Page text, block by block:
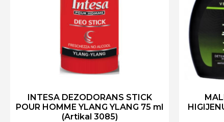
INTESA DEZODORANS STICK
POUR HOMME YLANG YLANG 75 ml
(Artikal 3085)